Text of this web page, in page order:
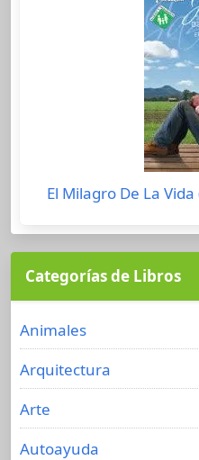
El Milagro De La
Categorías de Libros
Animales
Arquitectura
Arte
Autoayuda